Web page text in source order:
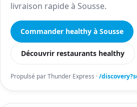
livraison rapide à Sousse.
Commander healthy à Sousse
Découvrir restaurants healthy
Propulsé par Thunder Express ·/